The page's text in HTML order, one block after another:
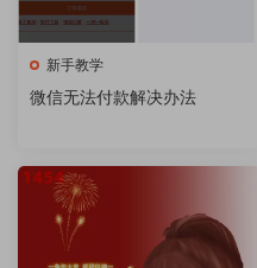
新手教学
微信无法付款解决办法